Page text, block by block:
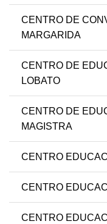
CENTRO DE
MARGARIDA
CENTRO DE
LOBATO
CENTRO DE
MAGISTRA
CENTRO
CENTRO
CENTRO